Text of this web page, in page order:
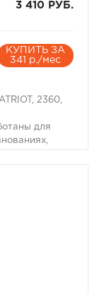
3 410 РУБ.
КУПИТЬ ЗА
341 р./мес
2360,
для